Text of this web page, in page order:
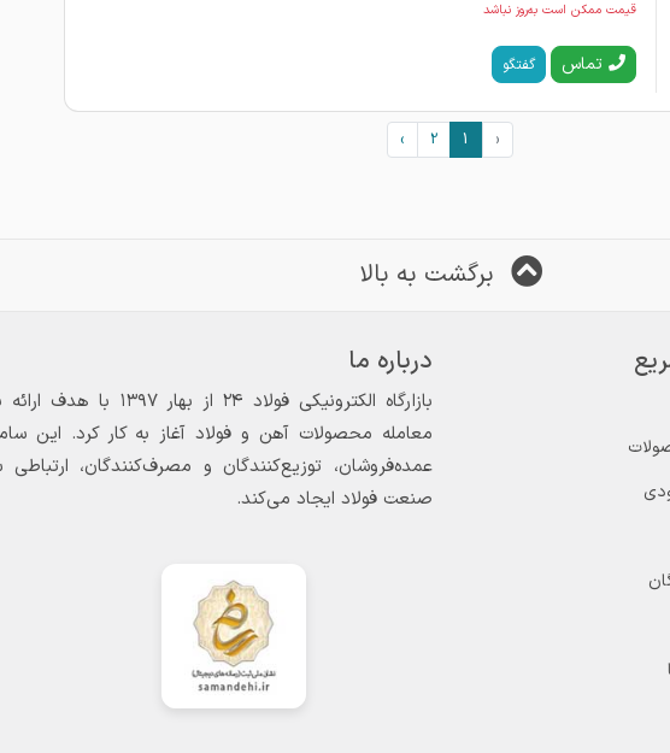
قیمت ممکن است به‌روز نباشد
تماس گفتگو
‹
1
2
›
برگشت به بالا
درباره ما
بازارگاه الکترونیکی
معامله محصولات آهن و فولاد آغاز به کار کرد. این
عمده‌فروشان، توزیع‌کنندگان و مصرف‌کنندگان،
صنعت فولاد ایجاد می‌کند.